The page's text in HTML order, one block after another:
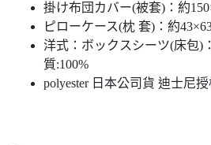
掛け布団カバー(被套)：約
ピローケース(枕 套)：約
洋式：ボックスシーツ(床包)
質:100%
polyester 日本公司貨 迪士尼